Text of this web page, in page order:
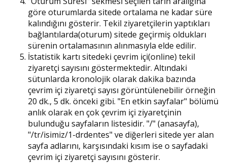
göre oturumlarda sitede ortalama ne kadar süre
kalındığını gösterir. Tekil ziyaretçilerin yaptıkları
bağlantılarda(oturum) sitede geçirmiş oldukları
sürenin ortalamasının alınmasıyla elde edilir.
İstatistik kartı sitedeki çevrim içi(online) tekil
ziyaretçi sayısını göstermektedir. Altındaki
sütunlarda kronolojik olarak dakika bazında
çevrim içi ziyaretçi sayısı görüntülenebilir örneğin
20 dk., 5 dk. önceki gibi. "En etkin sayfalar" bölümü
anlık olarak en çok çevrim içi ziyaretçinin
bulunduğu sayfaların listesidir. "/" (anasayfa),
"/tr/isimiz/1-drdentes" ve diğerleri sitede yer alan
sayfa adlarını, karşısındaki kısım ise o sayfadaki
çevrim içi ziyaretçi sayısını gösterir.